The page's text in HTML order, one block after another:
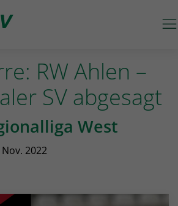
wdfv führt zur Starseite
RW Ahlen –
SV abgesagt
West
Nov. 2022